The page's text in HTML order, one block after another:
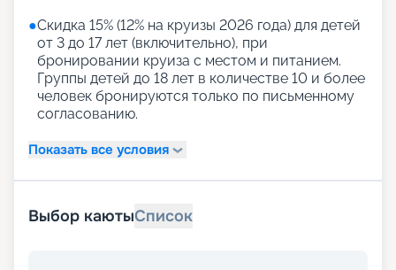
●Скидка 15% (12% на круизы 2026 года) для детей
от 3 до 17 лет (включительно), при
бронировании круиза с местом и питанием.
Группы детей до 18 лет в количестве 10 и более
человек бронируются только по письменному
согласованию.
Показать все условия
Выбор каютыСписок